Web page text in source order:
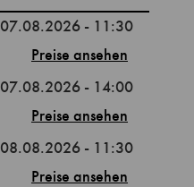
07.08.2026 - 11:30
Preise
07.08.2026 - 14:00
Preise
08.08.2026 - 11:30
Preise